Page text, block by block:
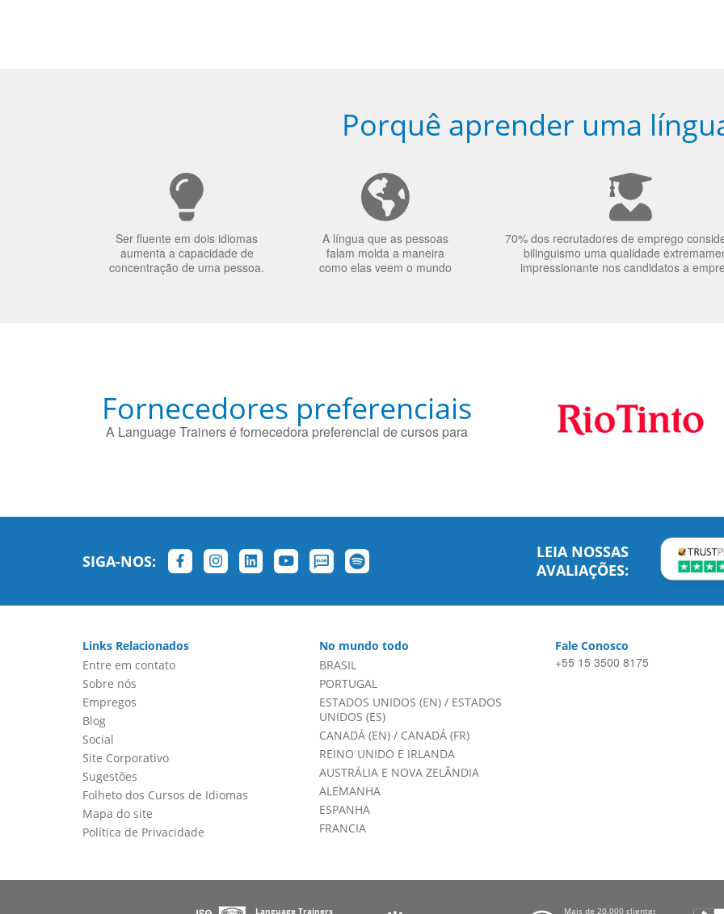
Porquê aprender uma
Ser fluente em dois idiomas
aumenta a capacidade de
concentração de uma pessoa.
A língua que as pessoas
falam molda a maneira
como elas veem o mundo
70% dos recrutadores de emprego
bilinguismo uma qualidade
impressionante nos candidatos a
Fornecedores preferenciais
A Language Trainers é fornecedora preferencial de cursos para
SIGA-NOS:
LEIA NOSSAS
AVALIAÇÕES:
Links Relacionados
Entre em contato
Sobre nós
Empregos
Blog
Social
Site Corporativo
Sugestões
Folheto dos Cursos de Idiomas
Mapa do site
Política de Privacidade
No mundo todo
BRASIL
PORTUGAL
ESTADOS UNIDOS (EN)/ ESTADOS
UNIDOS (ES)
CANADÁ (EN)/ CANADÁ (FR)
REINO UNIDO E IRLANDA
AUSTRÁLIA E NOVA ZELÂNDIA
ALEMANHA
ESPANHA
FRANCIA
Fale Conosco
+55 15 3500 8175